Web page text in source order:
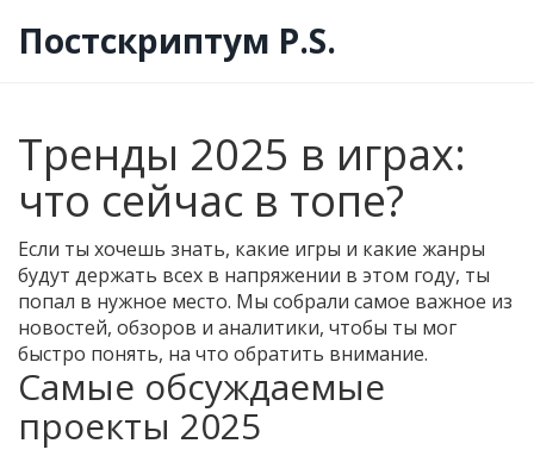
Постскриптум P.S.
Тренды 2025 в играх:
что сейчас в топе?
Если ты хочешь знать, какие игры и какие жанры
будут держать всех в напряжении в этом году, ты
попал в нужное место. Мы собрали самое важное из
новостей, обзоров и аналитики, чтобы ты мог
быстро понять, на что обратить внимание.
Самые обсуждаемые
проекты 2025